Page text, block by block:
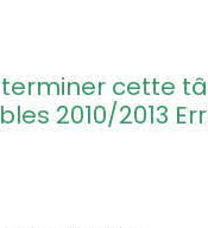
cette
2010/2013